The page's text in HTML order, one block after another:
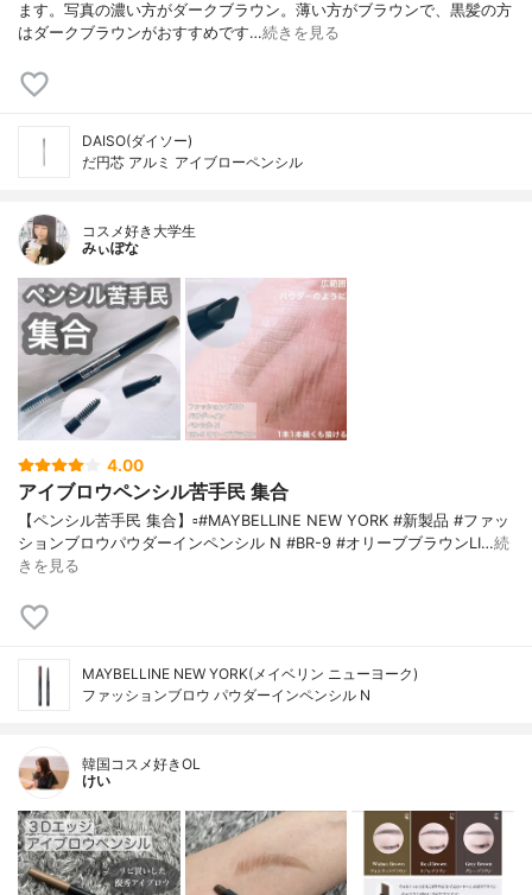
ます。写真の濃い方がダークブラウン。薄い方がブラウンで、黒髪の方
はダークブラウンがおすすめです…続きを見る
DAISO(ダイソー)
だ円芯 アルミ アイブローペンシル
コスメ好き大学生
みぃぽな
4.00
アイブロウペンシル苦手民 集合
【ペンシル苦手民 集合】▫️#MAYBELLINE NEW YORK #新製品 #ファッ
ションブロウパウダーインペンシル N #BR-9 #オリーブブラウンLI…続
きを見る
MAYBELLINE NEW YORK(メイベリン ニューヨーク)
ファッションブロウ パウダーイン​ペンシル N
韓国コスメ好きOL
けい